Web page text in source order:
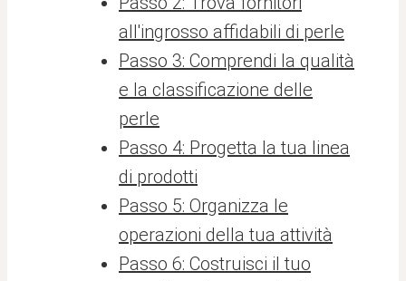
all'ingrosso affidabili di perle
Passo 3: Comprendi la qualità
e la classificazione delle
perle
Passo 4: Progetta la tua linea
di prodotti
Passo 5: Organizza le
operazioni della tua attività
Passo 6: Costruisci il tuo